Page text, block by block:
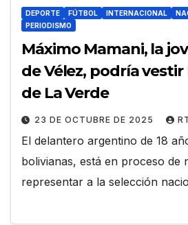
DEPORTE FÚTBOL INTERNACIONAL
PERIODISMO
Máximo Mamani, la
de Vélez, podría
de La Verde
23 DE OCTUBRE DE 2025
El delantero argentino de 18
bolivianas, está en proceso de
representar a la selección